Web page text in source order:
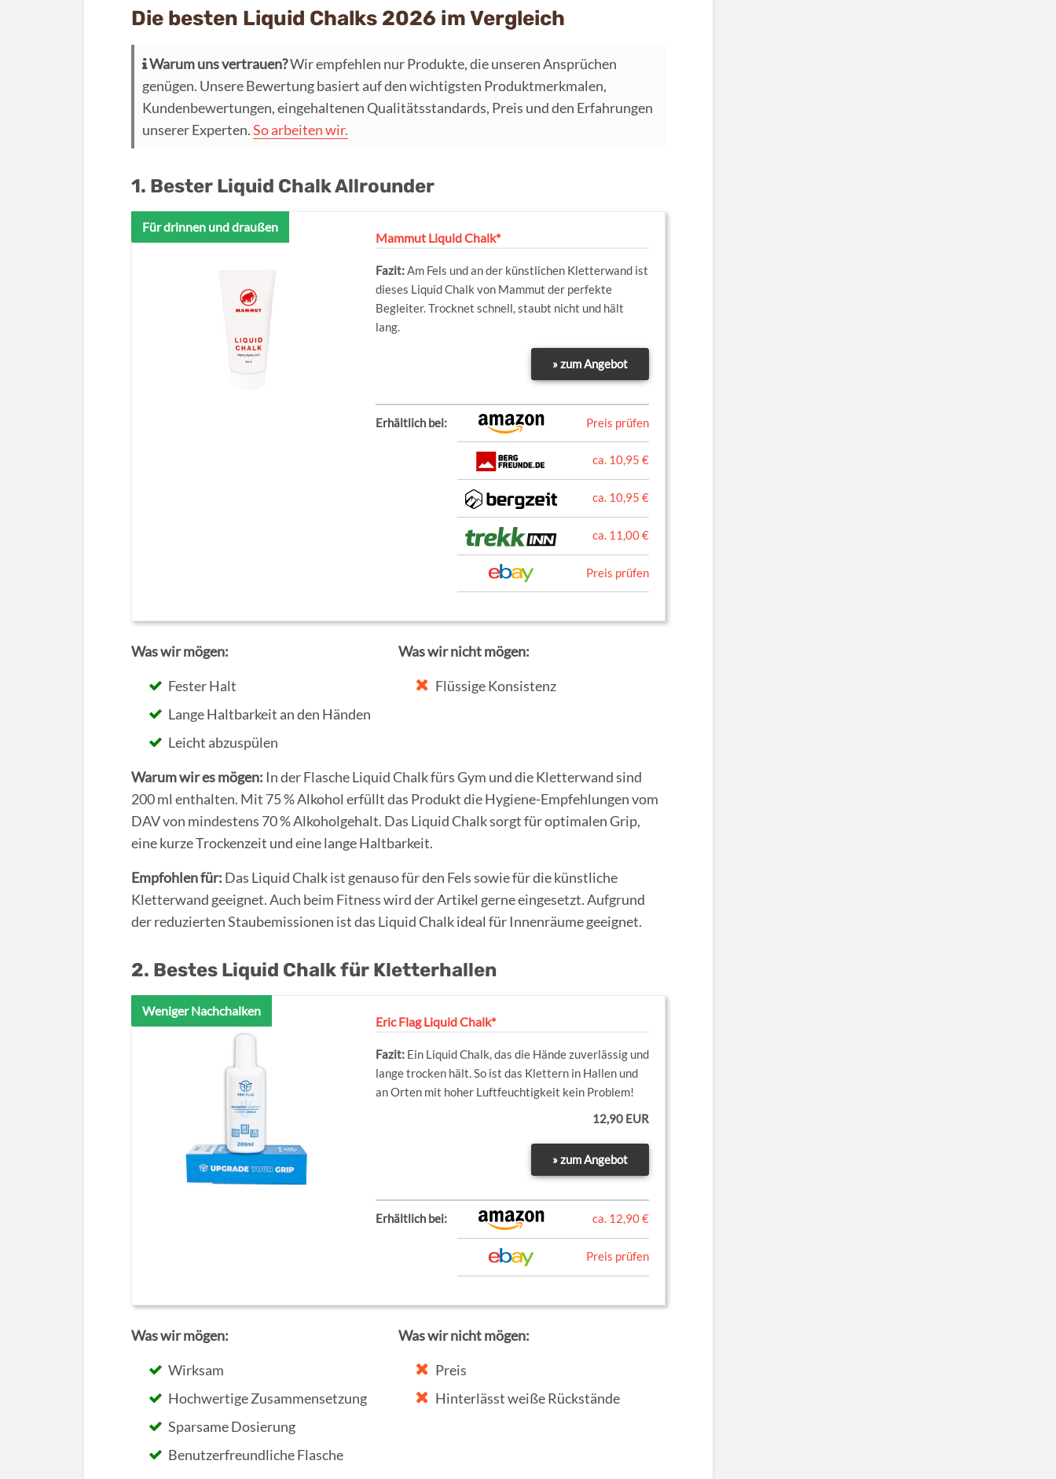
Die besten Liquid Chalks 2026 im Vergleich
Warum uns vertrauen?Wir empfehlen nur Produkte, die unseren Ansprüchen
genügen. Unsere Bewertung basiert auf den wichtigsten Produktmerkmalen,
Kundenbewertungen, eingehaltenen Qualitätsstandards, Preis und den Erfahrungen
unserer Experten.So arbeiten wir.
1. Bester Liquid Chalk Allrounder
Für drinnen und draußen
Mammut Liquid Chalk*
Am Fels und an der künstlichen Kletterwand ist
dieses Liquid Chalk von Mammut der perfekte
Begleiter. Trocknet schnell, staubt nicht und hält
lang.
» zum Angebot
Erhältlich bei: Preis prüfen
ca. 10,95 €
ca. 10,95 €
ca. 11,00 €
Preis prüfen
Was wir mögen:
Fester Halt
Lange Haltbarkeit an den Händen
Leicht abzuspülen
Was wir nicht mögen:
Flüssige Konsistenz
Warum wir es mögen: In der Flasche Liquid Chalk fürs Gym und die Kletterwand sind
200 ml enthalten. Mit 75 % Alkohol erfüllt das Produkt die Hygiene-Empfehlungen vom
DAV von mindestens 70 % Alkoholgehalt. Das Liquid Chalk sorgt für optimalen Grip,
eine kurze Trockenzeit und eine lange Haltbarkeit.
Empfohlen für: Das Liquid Chalk ist genauso für den Fels sowie für die künstliche
Kletterwand geeignet. Auch beim Fitness wird der Artikel gerne eingesetzt. Aufgrund
der reduzierten Staubemissionen ist das Liquid Chalk ideal für Innenräume geeignet.
2. Bestes Liquid Chalk für Kletterhallen
Weniger Nachchalken
Eric Flag Liquid Chalk*
Ein Liquid Chalk, das die Hände zuverlässig und
lange trocken hält. So ist das Klettern in Hallen und
an Orten mit hoher Luftfeuchtigkeit kein Problem!
12,90 EUR
» zum Angebot
Erhältlich bei: ca. 12,90 €
Preis prüfen
Was wir mögen:
Wirksam
Hochwertige Zusammensetzung
Sparsame Dosierung
Benutzerfreundliche Flasche
Was wir nicht mögen:
Preis
Hinterlässt weiße Rückstände